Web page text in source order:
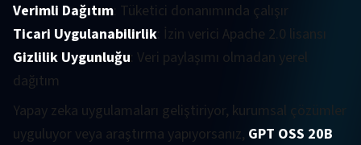
Verimli Dağıtım: Tüketici donanımında çalışır
Ticari Uygulanabilirlik: İzin verici Apache 2.0 lisansı
Gizlilik Uygunluğu: Veri paylaşımı olmadan yerel
dağıtım
Yapay zeka uygulamaları geliştiriyor, kurumsal çözümler
uyguluyor veya araştırma yapıyorsanız, GPT OSS 20B